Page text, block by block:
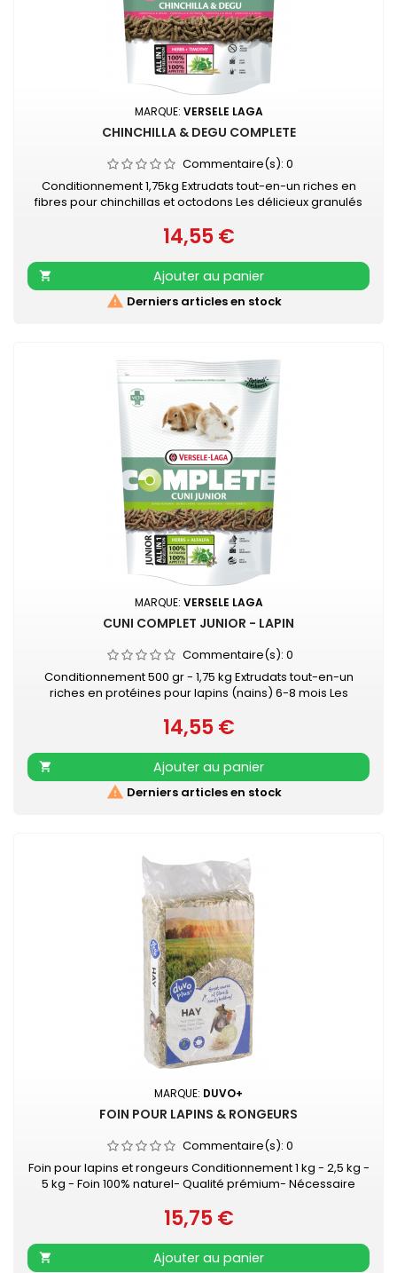
MARQUE: VERSELE LAGA
CHINCHILLA & DEGU COMPLETE
Commentaire(s): 0
Conditionnement 1,75kg Extrudats tout-en-un riches en
fibres pour chinchillas et octodons Les délicieux granulés
De cette façon, votre chinchilla ou octodon reçoit tous les
nutriments essentiels et pourra-t-il rester en parfaite santé.
L'aliment sans sucre ajouté permet à vos animaux de
conserver...
Prix
14,55 €

Ajouter au panier
 Derniers articles en stock
MARQUE: VERSELE LAGA
CUNI COMPLET JUNIOR - LAPIN
Commentaire(s): 0
Conditionnement 500 gr - 1,75 kg Extrudats tout-en-un
riches en protéines pour lapins (nains) 6-8 mois Les
alimentaire sélectif. De cette façon, votre jeune lapin reçoit
tous les nutriments essentiels et pourra-t-il rester en
parfaite santé. L'aliment sans céréales avec des fibres
longues contient une...
Prix
14,55 €

Ajouter au panier
 Derniers articles en stock
MARQUE: DUVO+
FOIN POUR LAPINS & RONGEURS
Commentaire(s): 0
Foin pour lapins et rongeurs Conditionnement 1 kg - 2,5 kg -
5 kg - Foin 100% naturel- Qualité prémium- Nécessaire
dentition
Prix
15,75 €

Ajouter au panier